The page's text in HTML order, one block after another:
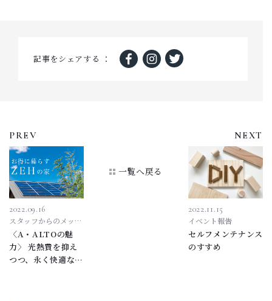
記事をシェアする ：
2022.09.16
スタッフからのメッセ
ージ
〈A・ALTOの魅
力〉 光熱費を抑え
つつ、永く快適な暮
一覧へ戻る
2022.11.15
イベント報告
セルフメンテナンス
のすすめ